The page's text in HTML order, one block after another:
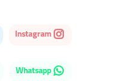
Instagram
Whatsapp